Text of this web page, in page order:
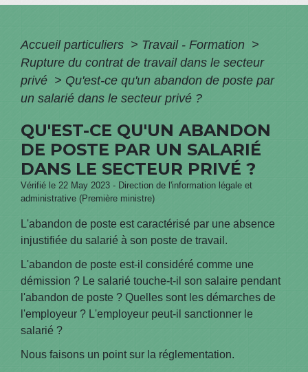
Accueil particuliers > Travail - Formation >
Rupture du contrat de travail dans le secteur
privé > Qu'est-ce qu'un abandon de poste par
un salarié dans le secteur privé ?
QU'EST-CE QU'UN ABANDON
DE POSTE PAR UN SALARIÉ
DANS LE SECTEUR PRIVÉ ?
Vérifié le 22 May 2023 - Direction de l'information légale et
administrative (Première ministre)
L'abandon de poste est caractérisé par une absence
injustifiée du salarié à son poste de travail.
L'abandon de poste est-il considéré comme une
démission ? Le salarié touche-t-il son salaire pendant
l'abandon de poste ? Quelles sont les démarches de
l'employeur ? L'employeur peut-il sanctionner le
salarié ?
Nous faisons un point sur la réglementation.